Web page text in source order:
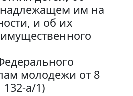
им на
и об их
молодежи от 8
132-а/1)